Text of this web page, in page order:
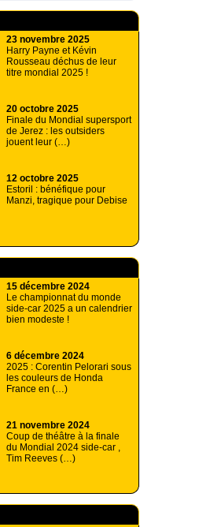
23 novembre 2025
Harry Payne et Kévin
Rousseau déchus de leur
titre mondial 2025 !
20 octobre 2025
Finale du Mondial supersport
de Jerez : les outsiders
jouent leur (…)
12 octobre 2025
Estoril : bénéfique pour
Manzi, tragique pour Debise
15 décembre 2024
Le championnat du monde
side-car 2025 a un calendrier
bien modeste !
6 décembre 2024
2025 : Corentin Pelorari sous
les couleurs de Honda
France en (…)
21 novembre 2024
Coup de théâtre à la finale
du Mondial 2024 side-car ,
Tim Reeves (…)